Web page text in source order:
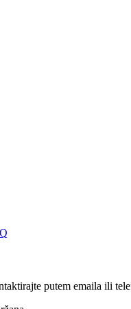
putem emaila ili